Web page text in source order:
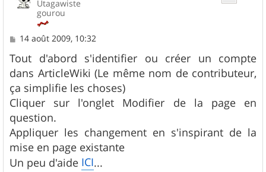
Utagawiste
gourou
M
s
s
a
g
e
14 août 2009, 10:32
Tout d'abord s'identifier ou créer un compte
dans ArticleWiki (Le même nom de contributeur,
ça simplifie les choses)
Cliquer sur l'onglet Modifier de la page en
question.
Appliquer les changement en s'inspirant de la
mise en page existante
Un peu d'aide ICI...